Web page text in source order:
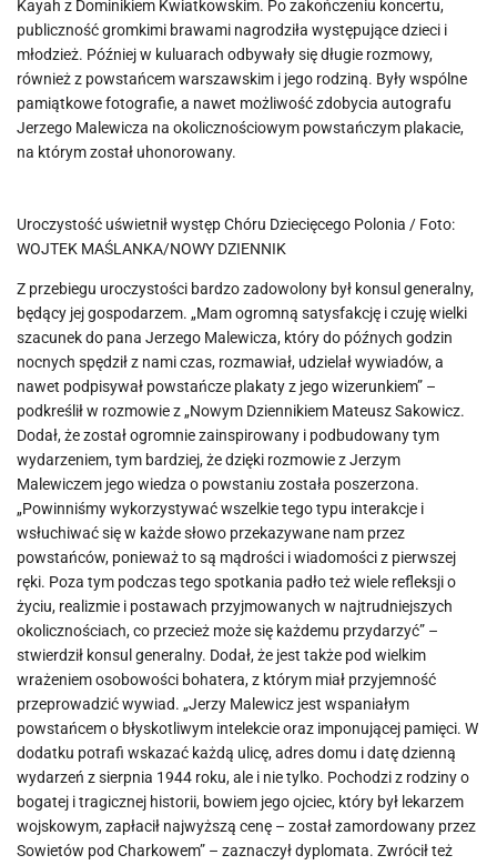
Kayah z Dominikiem Kwiatkowskim. Po zakończeniu koncertu,
publiczność gromkimi brawami nagrodziła występujące dzieci i
młodzież. Później w kuluarach odbywały się długie rozmowy,
również z powstańcem warszawskim i jego rodziną. Były wspólne
pamiątkowe fotografie, a nawet możliwość zdobycia autografu
Jerzego Malewicza na okolicznościowym powstańczym plakacie,
na którym został uhonorowany.
Uroczystość uświetnił występ Chóru Dziecięcego Polonia / Foto:
WOJTEK MAŚLANKA/NOWY DZIENNIK
Z przebiegu uroczystości bardzo zadowolony był konsul generalny,
będący jej gospodarzem. „Mam ogromną satysfakcję i czuję wielki
szacunek do pana Jerzego Malewicza, który do późnych godzin
nocnych spędził z nami czas, rozmawiał, udzielał wywiadów, a
nawet podpisywał powstańcze plakaty z jego wizerunkiem” –
podkreślił w rozmowie z „Nowym Dziennikiem Mateusz Sakowicz.
Dodał, że został ogromnie zainspirowany i podbudowany tym
wydarzeniem, tym bardziej, że dzięki rozmowie z Jerzym
Malewiczem jego wiedza o powstaniu została poszerzona.
„Powinniśmy wykorzystywać wszelkie tego typu interakcje i
wsłuchiwać się w każde słowo przekazywane nam przez
powstańców, ponieważ to są mądrości i wiadomości z pierwszej
ręki. Poza tym podczas tego spotkania padło też wiele refleksji o
życiu, realizmie i postawach przyjmowanych w najtrudniejszych
okolicznościach, co przecież może się każdemu przydarzyć” –
stwierdził konsul generalny. Dodał, że jest także pod wielkim
wrażeniem osobowości bohatera, z którym miał przyjemność
przeprowadzić wywiad. „Jerzy Malewicz jest wspaniałym
powstańcem o błyskotliwym intelekcie oraz imponującej pamięci. W
dodatku potrafi wskazać każdą ulicę, adres domu i datę dzienną
wydarzeń z sierpnia 1944 roku, ale i nie tylko. Pochodzi z rodziny o
bogatej i tragicznej historii, bowiem jego ojciec, który był lekarzem
wojskowym, zapłacił najwyższą cenę – został zamordowany przez
Sowietów pod Charkowem” – zaznaczył dyplomata. Zwrócił też